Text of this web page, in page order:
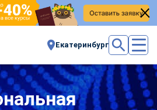
Екатеринбург